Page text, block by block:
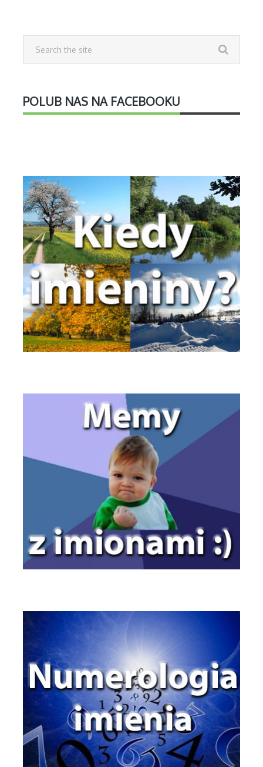
POLUB NAS NA FACEBOOKU